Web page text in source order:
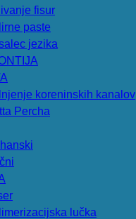
fisur
paste
jezika
koreninskih kanalov
Percha
lučka